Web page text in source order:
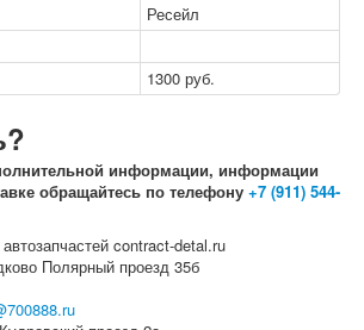
Ресейл
1300 руб.
информации, информации
обращайтесь по телефону +7 (911) 544-
contract-detal.ru
Полярный проезд 35б